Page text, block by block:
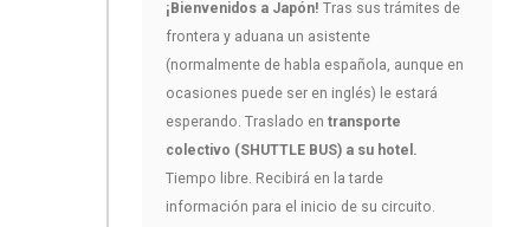
¡Bienvenidos a Japón! Tras sus trámites de
frontera y aduana un asistente
(normalmente de habla española, aunque en
ocasiones puede ser en inglés) le estará
esperando. Traslado en transporte
colectivo (SHUTTLE BUS) a su hotel.
Tiempo libre. Recibirá en la tarde
información para el inicio de su circuito.